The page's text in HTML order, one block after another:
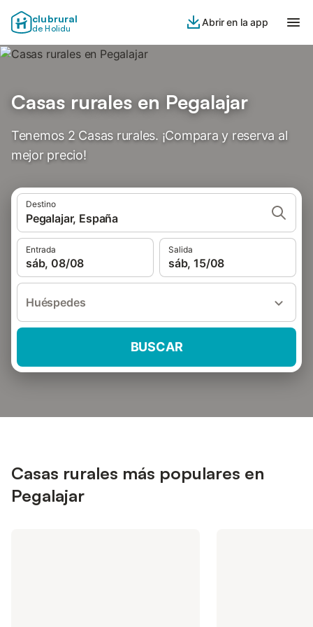
clubrural
de Holidu
Abrir en la app
Casas rurales en Pegalajar
Tenemos 2 Casas rurales. ¡Compara y reserva al
mejor precio!
Destino
Pegalajar, España
Entrada
sáb, 08/08
Salida
sáb, 15/08
Huéspedes
BUSCAR
Casas rurales más populares en
Pegalajar